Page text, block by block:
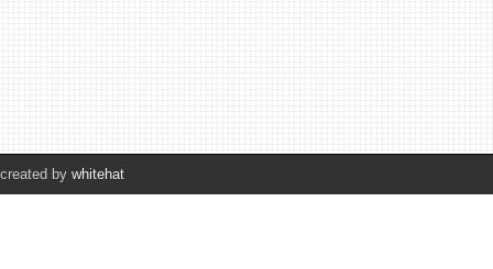
created by whitehat